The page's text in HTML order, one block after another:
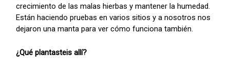
crecimiento de las malas hierbas y mantener la humedad.
Están haciendo pruebas en varios sitios y a nosotros nos
dejaron una manta para ver cómo funciona también.
¿Qué plantasteis allí?